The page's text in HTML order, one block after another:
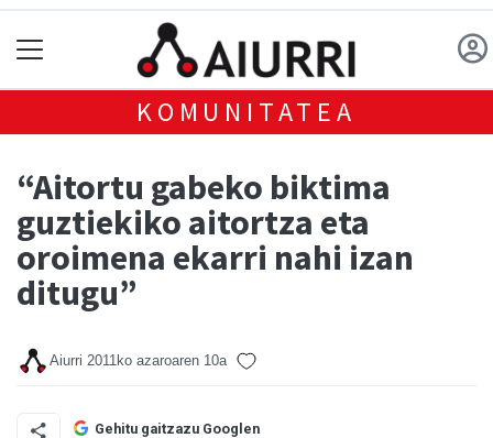
KOMUNITATEA
“Aitortu gabeko biktima
guztiekiko aitortza eta
oroimena ekarri nahi izan
ditugu”
Aiurri 2011ko azaroaren 10a
Gehitu gaitzazu Googlen